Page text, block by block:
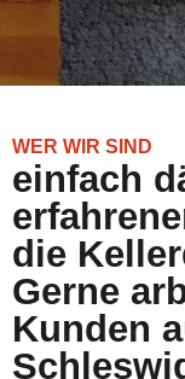
WER WIR SIND
einfach
die
Gerne
Kunden